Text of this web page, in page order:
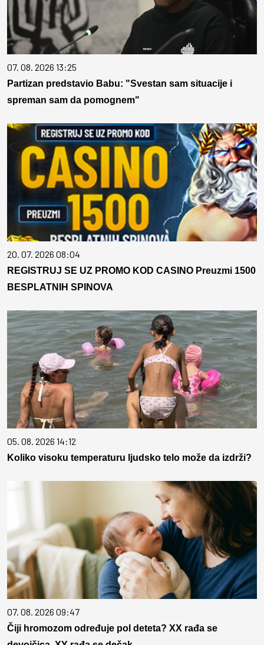
07. 08. 2026 13:25
Partizan predstavio Babu: "Svestan sam situacije i
spreman sam da pomognem"
20. 07. 2026 08:04
REGISTRUJ SE UZ PROMO KOD CASINO Preuzmi 1500
BESPLATNIH SPINOVA
05. 08. 2026 14:12
Koliko visoku temperaturu ljudsko telo može da izdrži?
07. 08. 2026 09:47
Čiji hromozom određuje pol deteta? XX rađa se